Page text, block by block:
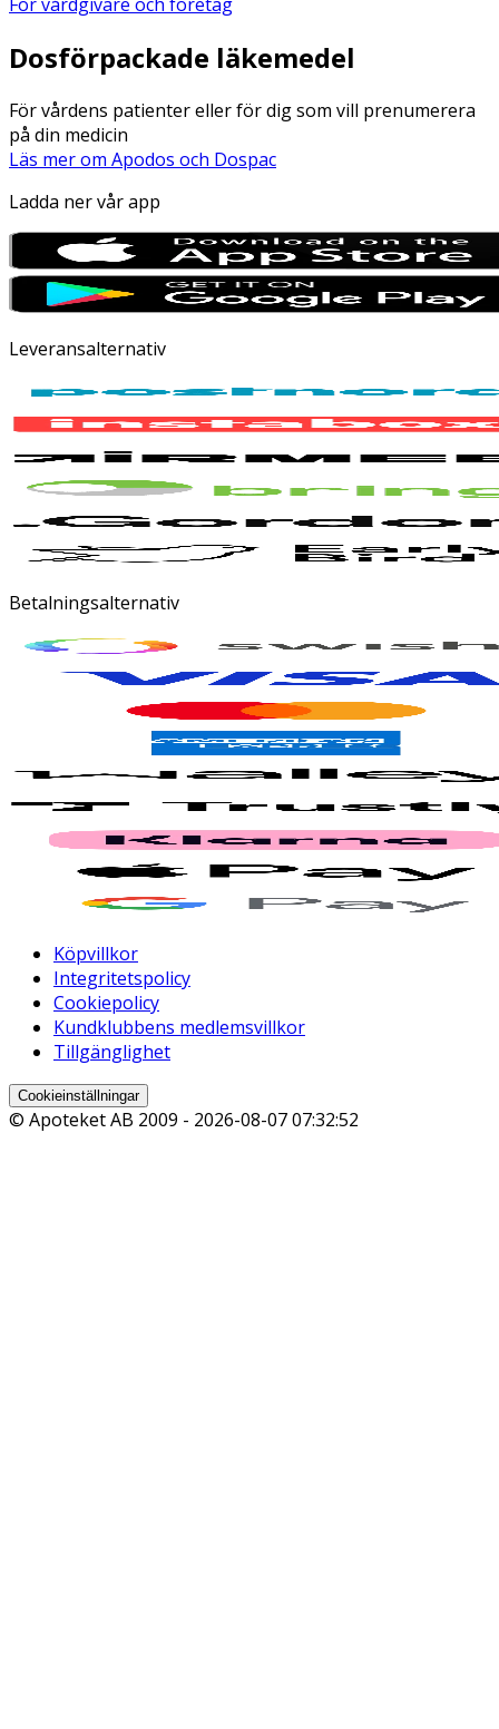
Dosförpackade läkemedel
För vårdens patienter eller för dig som vill prenumerera
på din medicin
Läs mer om Apodos och Dospac
Ladda ner vår app
Leveransalternativ
Betalningsalternativ
Köpvillkor
Integritetspolicy
Cookiepolicy
Kundklubbens medlemsvillkor
Tillgänglighet
Cookieinställningar
© Apoteket AB 2009 - 2026-08-07 07:32:52